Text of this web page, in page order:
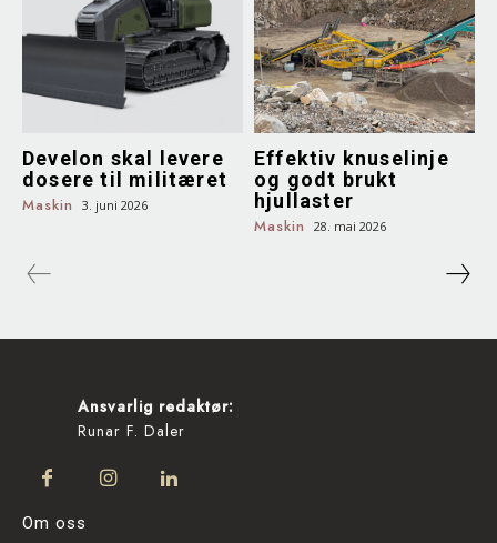
Develon skal levere
dosere til militæret
Maskin 3. juni 2026
Effektiv knuselinje
og godt brukt
hjullaster
Maskin 28. mai 2026
Ansvarlig redaktør:
Runar F. Daler
Om oss